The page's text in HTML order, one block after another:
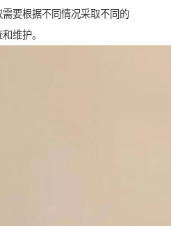
要根据不同情况采取不同的
维护。